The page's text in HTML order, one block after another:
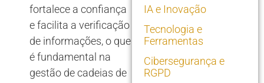
fortalece a confiança
e facilita a verificação
de informações, o que
é fundamental na
gestão de cadeias de
IA e Inovação
Tecnologia e
Ferramentas
Cibersegurança e
RGPD